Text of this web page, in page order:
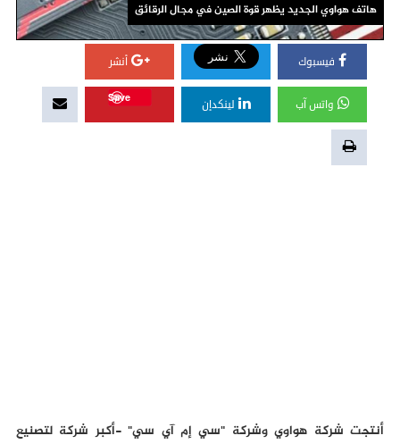
هاتف هواوي الجديد يظهر قوة الصين في مجال الرقائق
فيسبوك أنشر
واتس آب لينكدإن
Save
أنتجت شركة هواوي وشركة "سي إم آي سي" -أكبر شركة لتصنيع